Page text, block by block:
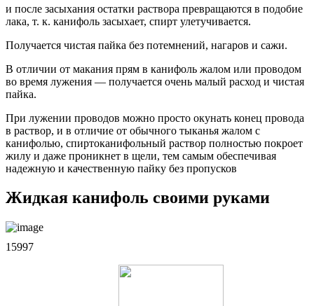
и после засыхания остатки раствора превращаются в подобие
лака, т. к. канифоль засыхает, спирт улетучивается.
Получается чистая пайка без потемнений, нагаров и сажи.
В отличии от макания прям в канифоль жалом или проводом
во время лужения — получается очень малый расход и чистая
пайка.
При лужении проводов можно просто окунать конец провода
в раствор, и в отличие от обычного тыканья жалом с
канифолью, спиртоканифольный раствор полностью покроет
жилу и даже проникнет в щели, тем самым обеспечивая
надежную и качественную пайку без пропусков
Жидкая канифоль своими руками
15997